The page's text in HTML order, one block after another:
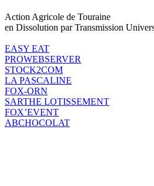
Action Agricole de Touraine
en Dissolution par Transmission
EASY EAT
PROWEBSERVER
STOCK2COM
LA PASCALINE
FOX-ORN
SARTHE LOTISSEMENT
FOX’EVENT
ABCHOCOLAT